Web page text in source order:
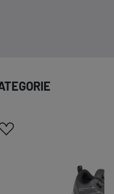
zu ganzen
Informationen